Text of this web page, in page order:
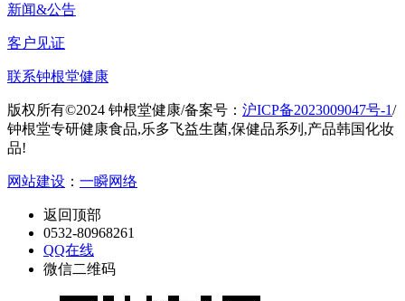
新闻&公告
客户见证
联系钟根堂健康
版权所有©2024 钟根堂健康/备案号： 沪ICP备2023009047号-1/
钟根堂专研健康食品,乐多飞益生菌,保健品系列,产品韩国化妆
品!
网站建设 ： 一瞬网络
返回顶部
0532-80968261
QQ在线
微信二维码